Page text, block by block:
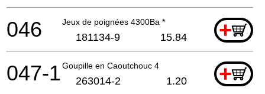
Jeux de poignées 4300Ba * +
046 181134-9 15.84
Goupille en Caoutchouc 4 +
047-1 263014-2 1.20